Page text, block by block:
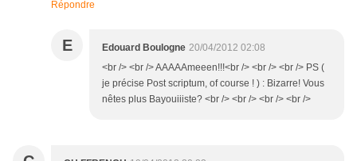
Répondre
E Edouard Boulogne 20/04/2012 02:08
<br /> <br /> AAAAAmeeen!!!<br /> <br /> <br /> PS (
je précise Post scriptum, of course ! ) : Bizarre! Vous
nêtes plus Bayouiiiste? <br /> <br /> <br /> <br />